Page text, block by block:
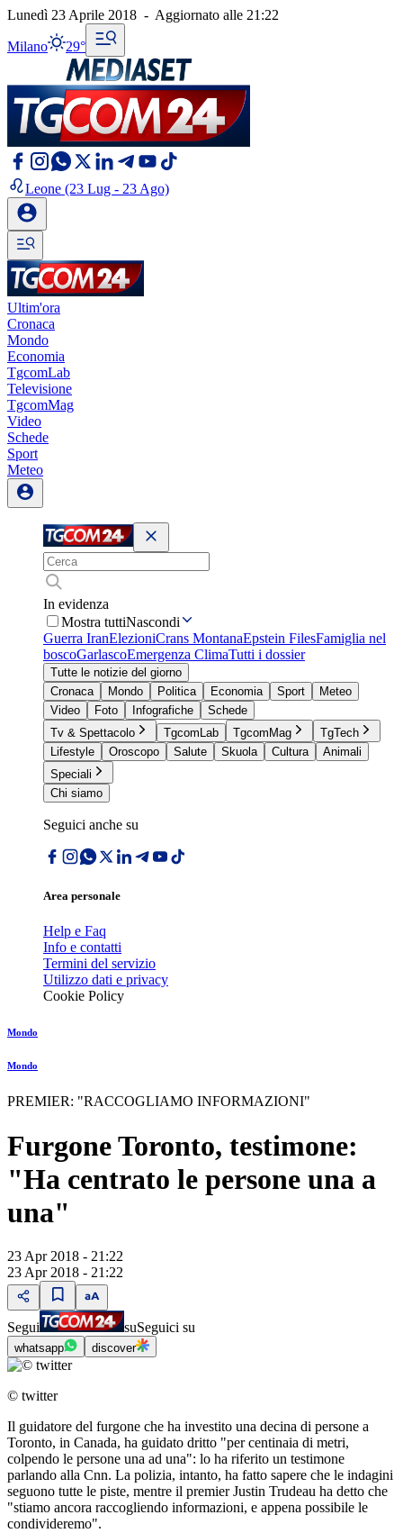
Lunedì 23 Aprile 2018 - Aggiornato alle 21:22
Milano 29°
Leone (23 Lug - 23 Ago)
Ultim'ora
Cronaca
Mondo
Economia
TgcomLab
Televisione
TgcomMag
Video
Schede
Sport
Meteo
In evidenza
Mostra tuttiNascondi
Guerra IranElezioniCrans MontanaEpstein FilesFamiglia nel
boscoGarlascoEmergenza ClimaTutti i dossier
Tutte le notizie del giorno
Cronaca
Mondo Politica Economia Sport
Meteo
Video
Foto Infografiche
Schede
Tv & Spettacolo
TgcomLab TgcomMag
TgTech
Lifestyle
Oroscopo Salute Skuola Cultura
Animali
Speciali
Chi siamo
Seguici anche su
Area personale
Help e Faq
Info e contatti
Termini del servizio
Utilizzo dati e privacy
Cookie Policy
Mondo
Mondo
PREMIER: "RACCOGLIAMO INFORMAZIONI"
Furgone Toronto, testimone:
"Ha centrato le persone una a
una"
23 Apr 2018 - 21:22
23 Apr 2018 - 21:22
Segui suSeguici su
whatsapp discover
© twitter
Il guidatore del furgone che ha investito una decina di persone a
Toronto, in Canada, ha guidato dritto "per centinaia di metri,
colpendo le persone una ad una": lo ha riferito un testimone
parlando alla Cnn. La polizia, intanto, ha fatto sapere che le indagini
seguono tutte le piste, mentre il premier Justin Trudeau ha detto che
"stiamo ancora raccogliendo informazioni, e appena possibile le
condivideremo".